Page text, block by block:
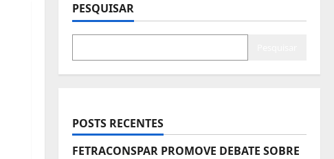
PESQUISAR
POSTS RECENTES
FETRACONSPAR PROMOVE DEBATE SOBRE